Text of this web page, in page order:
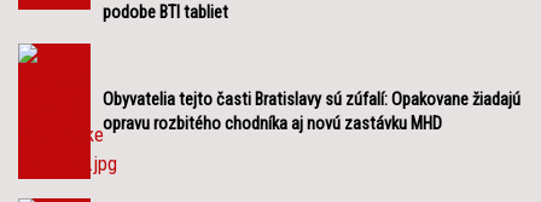
podobe BTI tabliet
Obyvatelia tejto časti Bratislavy sú zúfalí: Opakovane žiadajú
opravu rozbitého chodníka aj novú zastávku MHD